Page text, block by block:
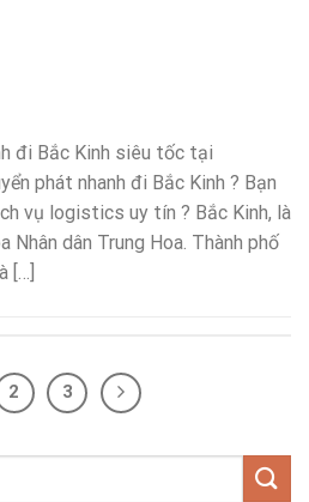
đi Bắc Kinh siêu tốc tại
phát nhanh đi Bắc Kinh ? Bạn
vụ logistics uy tín ? Bắc Kinh, là
Nhân dân Trung Hoa. Thành phố
[…]
2 3